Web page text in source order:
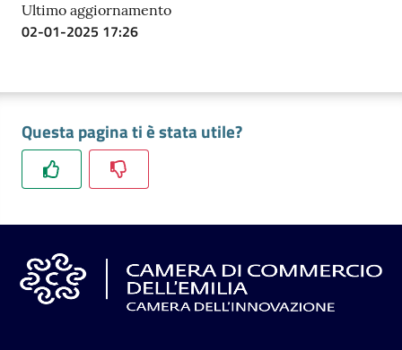
Ultimo aggiornamento
02-01-2025 17:26
Questa pagina ti è stata utile?